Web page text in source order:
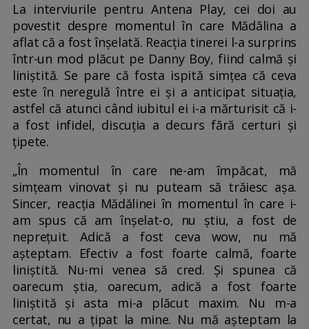
La interviurile pentru Antena Play, cei doi au
povestit despre momentul în care Mădălina a
aflat că a fost înșelată. Reacția tinerei l-a surprins
într-un mod plăcut pe Danny Boy, fiind calmă și
liniștită. Se pare că fosta ispită simțea că ceva
este în neregulă între ei și a anticipat situația,
astfel că atunci când iubitul ei i-a mărturisit că i-
a fost infidel, discuția a decurs fără certuri și
țipete.
„În momentul în care ne-am împăcat, mă
simțeam vinovat și nu puteam să trăiesc așa.
Sincer, reacția Mădălinei în momentul în care i-
am spus că am înșelat-o, nu știu, a fost de
neprețuit. Adică a fost ceva wow, nu mă
așteptam. Efectiv a fost foarte calmă, foarte
liniștită. Nu-mi venea să cred. Și spunea că
oarecum știa, oarecum, adică a fost foarte
liniștită și asta mi-a plăcut maxim. Nu m-a
certat, nu a țipat la mine. Nu mă așteptam la